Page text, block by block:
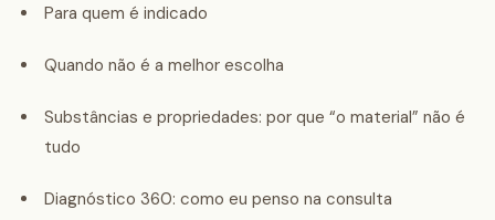
Para quem é indicado
Quando não é a melhor escolha
Substâncias e propriedades: por que “o material” não é
tudo
Diagnóstico 360: como eu penso na consulta